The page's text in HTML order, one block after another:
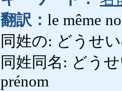
翻訳： le même
同姓の: どうせ
同姓同名: どう
prénom